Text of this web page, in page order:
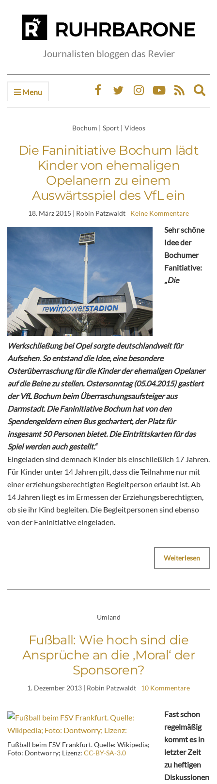
Journalisten bloggen das Revier
Menu
Bochum | Sport | Videos
Die Faninitiative Bochum lädt
Kinder von ehemaligen
Opelanern zu einem
Auswärtsspiel des VfL ein
18. März 2015 | Robin Patzwaldt Keine Kommentare
Sehr schöne
Idee der
Bochumer
Fanitiative:
„Die
Werkschließung bei Opel sorgte deutschlandweit für
Aufsehen. So entstand die Idee, eine besondere
Osterüberraschung für die Kinder der ehemaligen Opelaner
auf die Beine zu stellen. Ostersonntag (05.04.2015) gastiert
der VfL Bochum beim Überraschungsaufsteiger aus
Darmstadt. Die Faninitiative Bochum hat von den
Spendengeldern einen Bus gechartert, der Platz für
insgesamt 50 Personen bietet. Die Eintrittskarten für das
Spiel werden auch gestellt.“
Eingeladen sind demnach Kinder bis einschließlich 17 Jahren.
Für Kinder unter 14 Jahren gilt, dass die Teilnahme nur mit
einer erziehungsberechtigten Begleitperson erlaubt ist. Ab
14 Jahren liegt es im Ermessen der Erziehungsberechtigten,
ob sie ihr Kind begleiten. Die Begleitpersonen sind ebenso
von der Faninitiative eingeladen.
Weiterlesen
Umland
Fußball: Wie hoch sind die
Ansprüche an die ‚Moral‘ der
Sponsoren?
1. Dezember 2013 | Robin Patzwaldt 10 Kommentare
Fußball beim FSV Frankfurt. Quelle: Wikipedia;
Foto: Dontworry; Lizenz: CC-BY-SA-3.0
Fast schon
regelmäßig
kommt es in
letzter Zeit
zu heftigen
Diskussionen